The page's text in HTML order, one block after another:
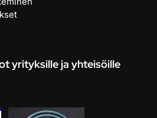
yrityksille ja yhteisöille